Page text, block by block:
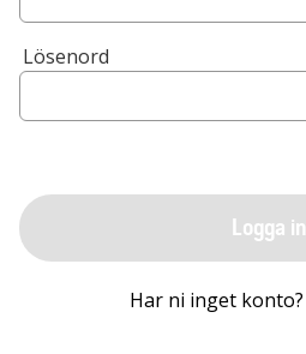
Lösenord
Logga in
Har ni inget konto?